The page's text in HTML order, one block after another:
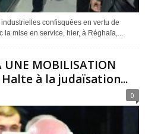
confisquées en vertu de
la mise en service, hier, à Réghaïa,...
UNE MOBILISATION
Halte à la judaïsation...
0